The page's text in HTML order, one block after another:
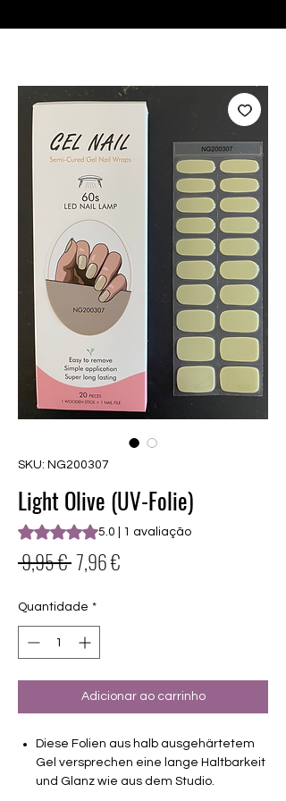
SKU: NG200307
Light Olive (UV-Folie)
A classificação é 5.0 de 5 estrelas com
5.0 | 1 avaliação
9,95 € Preço
7,96 €
Quantidade *
Adicionar ao carrinho
Diese Folien aus halb ausgehärtetem
Gel versprechen eine lange Haltbarkeit
und Glanz wie aus dem Studio.